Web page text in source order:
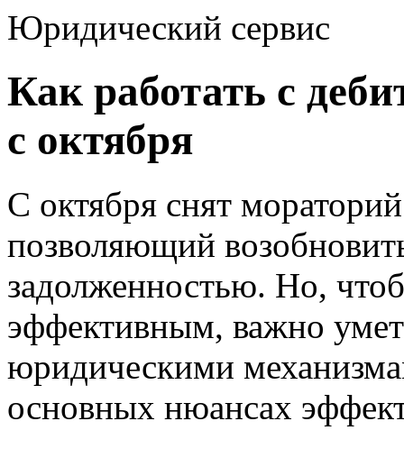
Юридический сервис
Как работать с
с октября
С октября снят
позволяющий
задолженностью. Но,
эффективным, важно
юридическими
основных нюансах